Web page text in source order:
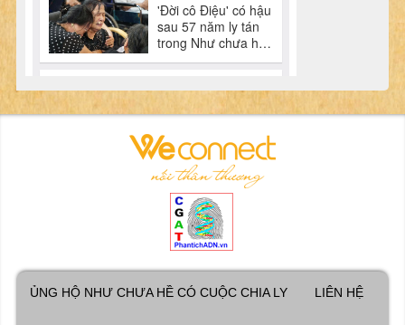
ỦNG HỘ NHƯ CHƯA HỀ CÓ CUỘC CHIA LY LIÊN HỆ